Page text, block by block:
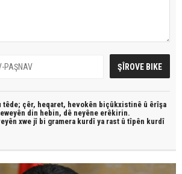
têde; çêr, heqaret, hevokên biçûkxistinê û êrîşa
din hebin, dê neyêne erêkirin.
xwe jî bi gramera kurdî ya rast û tîpên kurdî